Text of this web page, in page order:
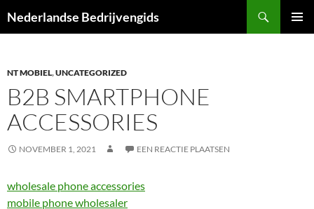
naar
Nederlandse Bedrijvengids
NT MOBIEL,UNCATEGORIZED
B2B SMARTPHONE
ACCESSORIES
NOVEMBER 1, 2021 EEN REACTIE PLAATSEN
wholesale phone accessories
mobile phone wholesaler